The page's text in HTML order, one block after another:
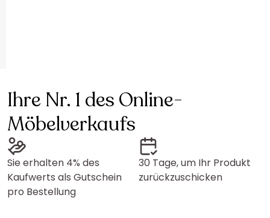
Ihre Nr. 1 des Online-
Möbelverkaufs
Sie erhalten 4% des
Kaufwerts als Gutschein
pro Bestellung
30 Tage, um Ihr Produkt
zurückzuschicken